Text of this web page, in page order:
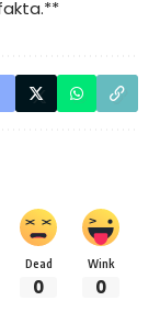
Dead
0
Wink
0